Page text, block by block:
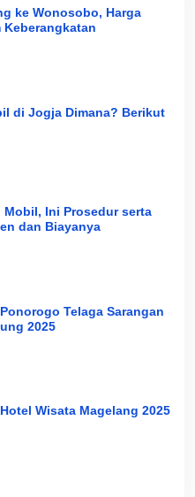
ke Wonosobo, Harga
Keberangkatan
di Jogja Dimana? Berikut
Mobil, Ini Prosedur serta
dan Biayanya
Telaga Sarangan
2025
Wisata Magelang 2025